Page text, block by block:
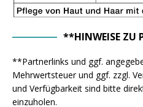
**HINWEISE ZU
**Partnerlinks und ggf.
Mehrwertsteuer und ggf. zzgl.
und Verfügbarkeit sind bitte
einzuholen.